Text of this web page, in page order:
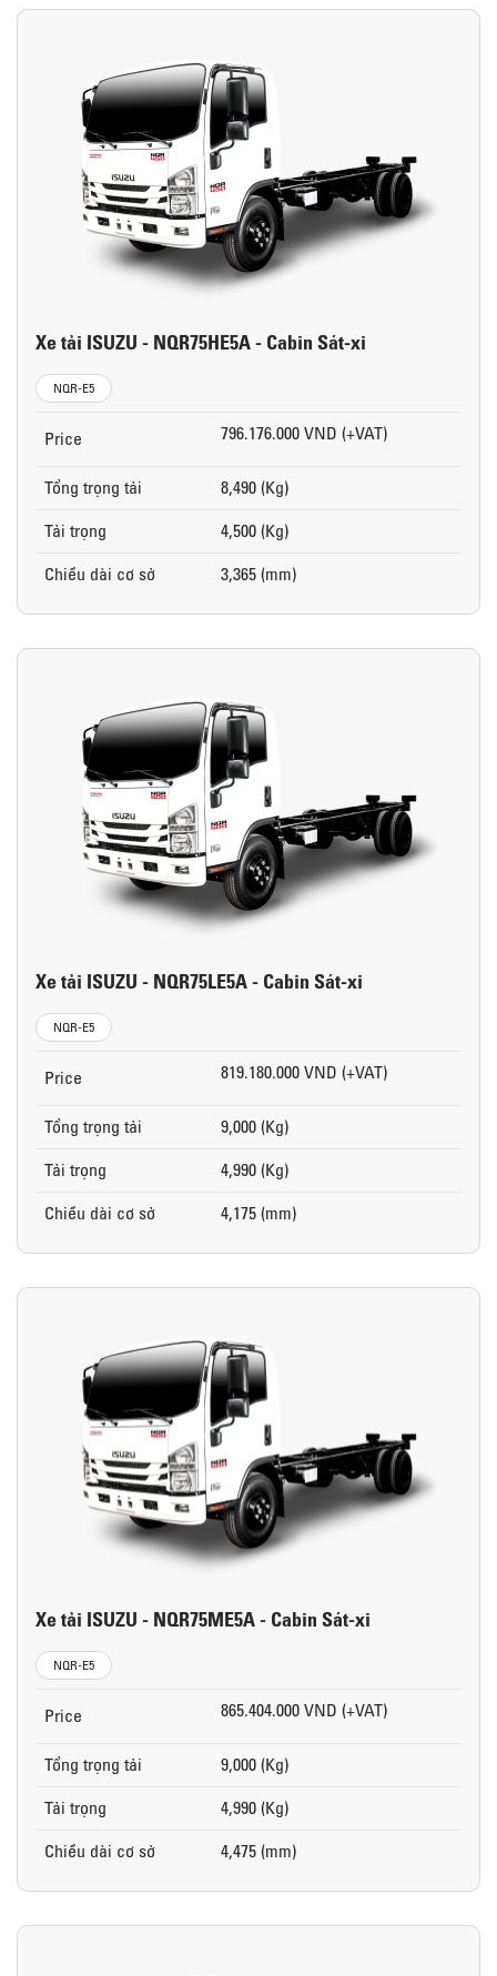
Xe tải ISUZU - NQR75HE5A - Cabin Sát-xi
NQR-E5
Price 796.176.000 VND (+VAT)
Tổng trọng tải
8,490 (Kg)
Tải trọng
4,500 (Kg)
Chiều dài cơ sở
3,365 (mm)
Xe tải ISUZU - NQR75LE5A - Cabin Sát-xi
NQR-E5
Price 819.180.000 VND (+VAT)
Tổng trọng tải
9,000 (Kg)
Tải trọng
4,990 (Kg)
Chiều dài cơ sở
4,175 (mm)
Xe tải ISUZU - NQR75ME5A - Cabin Sát-xi
NQR-E5
Price 865.404.000 VND (+VAT)
Tổng trọng tải
9,000 (Kg)
Tải trọng
4,990 (Kg)
Chiều dài cơ sở
4,475 (mm)